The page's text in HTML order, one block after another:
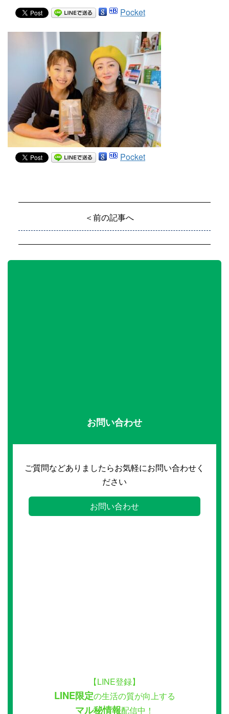
Pocket
Pocket
＜前の記事へ
お問い合わせ
ご質問などありましたらお気軽にお問い合わせく
ださい
お問い合わせ
【LINE登録】
LINE限定の生活の質が向上する
マル秘情報配信中！